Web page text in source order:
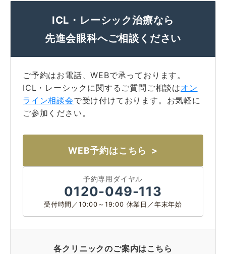
ICL・レーシック治療なら
先進会眼科へご相談ください
ご予約はお電話、WEBで承っております。
ICL・レーシックに関するご質問ご相談はオン
ライン相談会で受け付けております。お気軽に
ご参加ください。
WEB予約はこちら
予約専用ダイヤル
0120-049-113
受付時間／10:00～19:00 休業日／年末年始
各クリニックのご案内はこちら